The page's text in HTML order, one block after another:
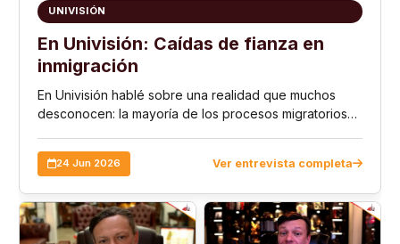
UNIVISIÓN
En Univisión: Caídas de fianza en
inmigración
En Univisión hablé sobre una realidad que muchos
desconocen: la mayoría de los procesos migratorios
miles de personas enfrentan detenciones y …
24 Jun 2026 Ver entrevista completa